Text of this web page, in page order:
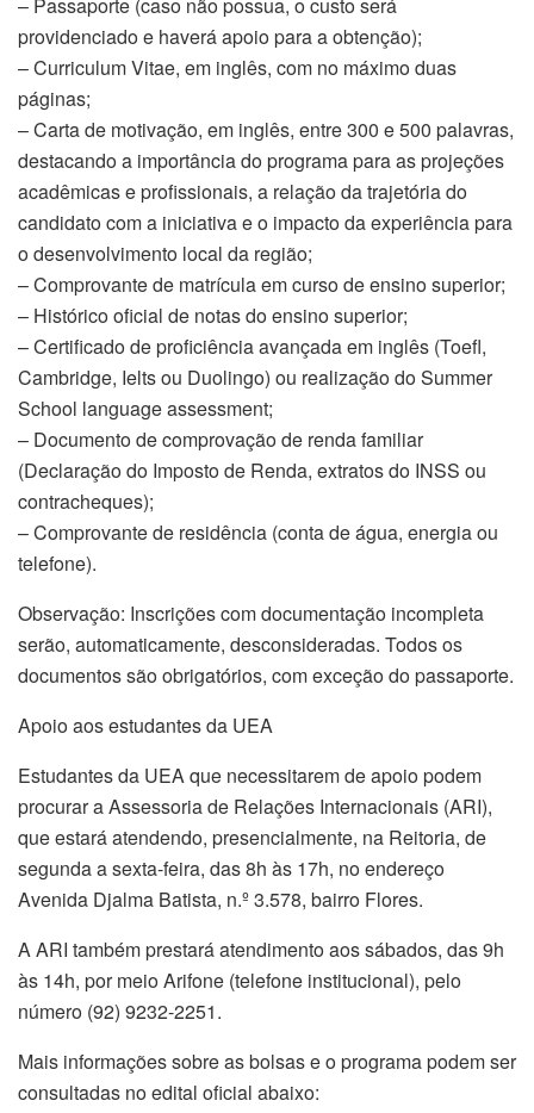
providenciado e haverá apoio para a obtenção);
– Curriculum Vitae, em inglês, com no máximo duas
páginas;
– Carta de motivação, em inglês, entre 300 e 500 palavras,
destacando a importância do programa para as projeções
acadêmicas e profissionais, a relação da trajetória do
candidato com a iniciativa e o impacto da experiência para
o desenvolvimento local da região;
– Comprovante de matrícula em curso de ensino superior;
– Histórico oficial de notas do ensino superior;
– Certificado de proficiência avançada em inglês (Toefl,
Cambridge, Ielts ou Duolingo) ou realização do Summer
School language assessment;
– Documento de comprovação de renda familiar
(Declaração do Imposto de Renda, extratos do INSS ou
contracheques);
– Comprovante de residência (conta de água, energia ou
telefone).
Observação: Inscrições com documentação incompleta
serão, automaticamente, desconsideradas. Todos os
documentos são obrigatórios, com exceção do passaporte.
Apoio aos estudantes da UEA
Estudantes da UEA que necessitarem de apoio podem
procurar a Assessoria de Relações Internacionais (ARI),
que estará atendendo, presencialmente, na Reitoria, de
segunda a sexta-feira, das 8h às 17h, no endereço
Avenida Djalma Batista, n.º 3.578, bairro Flores.
A ARI também prestará atendimento aos sábados, das 9h
às 14h, por meio Arifone (telefone institucional), pelo
número (92) 9232-2251.
Mais informações sobre as bolsas e o programa podem ser
consultadas no edital oficial abaixo: